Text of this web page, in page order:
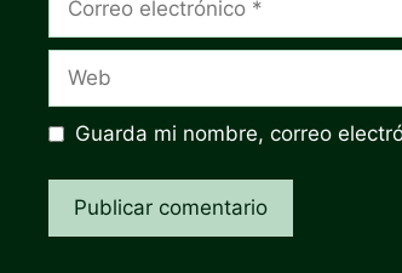
electrónico
Guarda mi nombre, correo